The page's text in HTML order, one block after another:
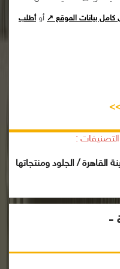
بيانات الموقع ↗ أوأطلب
>>
التصنيفات :
القاهرة / الجلود ومنتجاتها
-